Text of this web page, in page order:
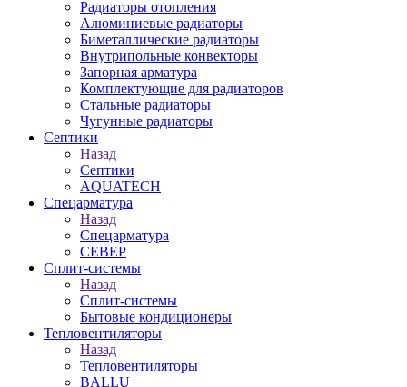
Радиаторы отопления
Алюминиевые радиаторы
Биметаллические радиаторы
Внутрипольные конвекторы
Запорная арматура
Комплектующие для радиаторов
Стальные радиаторы
Чугунные радиаторы
Септики
Назад
Септики
AQUATECH
Спецарматура
Назад
Спецарматура
СЕВЕР
Сплит-системы
Назад
Сплит-системы
Бытовые кондиционеры
Тепловентиляторы
Назад
Тепловентиляторы
BALLU